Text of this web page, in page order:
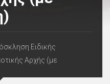
Ειδικής
Αρχής (με